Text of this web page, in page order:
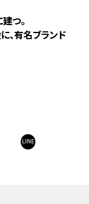
つ。
、有名ブランド
LINE